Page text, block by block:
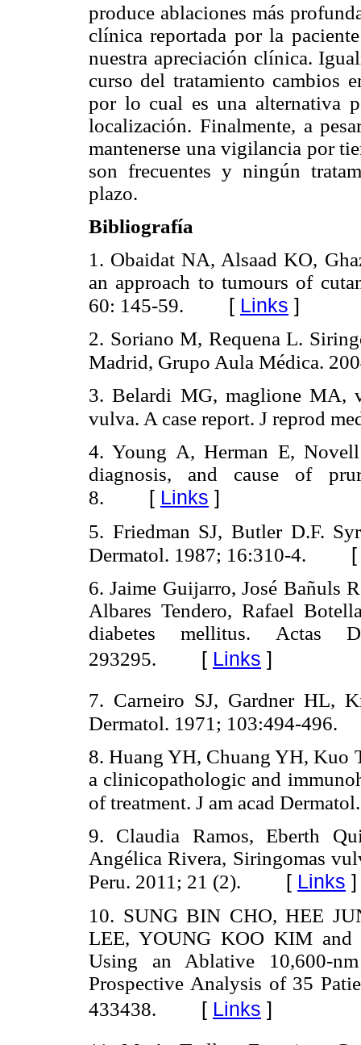
produce ablaciones más
clínica reportada por la
nuestra apreciación clínica.
curso del tratamiento cambios
por lo cual es una alternativa
localización. Finalmente, a
mantenerse una vigilancia por
son frecuentes y ningún
plazo.
Bibliografía
1. Obaidat NA, Alsaad KO,
an approach to tumours of
60: 145-59. [ Links ]
2. Soriano M, Requena L.
Madrid, Grupo Aula Médica.
3. Belardi MG, maglione MA,
vulva. A case report. J reprod
4. Young A, Herman E,
diagnosis, and cause of
8. [ Links ]
5. Friedman SJ, Butler D.F.
Dermatol. 1987; 16:310-4.
6. Jaime Guijarro, José Bañuls
Albares Tendero, Rafael
diabetes mellitus. Actas
293295. [ Links ]
7. Carneiro SJ, Gardner HL,
Dermatol. 1971; 103:494-496.
8. Huang YH, Chuang YH, Kuo
a clinicopathologic and
of treatment. J am acad
9. Claudia Ramos, Eberth
Angélica Rivera, Siringomas
Peru. 2011; 21 (2). [ Links ]
10. SUNG BIN CHO, HEE
LEE, YOUNG KOO KIM and
Using an Ablative 10,600-
Prospective Analysis of 35
433438. [ Links ]